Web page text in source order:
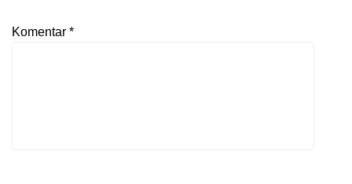
Komentar *